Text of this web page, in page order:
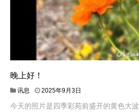
晚上好！
讯息 2025年9月3日
今天的照片是四季彩苑前盛开的黄色大